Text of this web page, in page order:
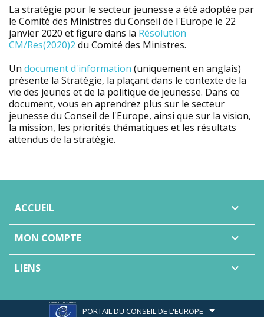
La stratégie pour le secteur jeunesse a été adoptée par
le Comité des Ministres du Conseil de l'Europe le 22
janvier 2020 et figure dans la Résolution
CM/Res(2020)2 du Comité des Ministres.
Un document d'information (uniquement en anglais)
présente la Stratégie, la plaçant dans le contexte de la
vie des jeunes et de la politique de jeunesse. Dans ce
document, vous en aprendrez plus sur le secteur
jeunesse du Conseil de l'Europe, ainsi que sur la vision,
la mission, les priorités thématiques et les résultats
attendus de la stratégie.
ACCUEIL 
MON COMPTE 
LIENS 
PORTAIL DU CONSEIL DE L'EUROPE